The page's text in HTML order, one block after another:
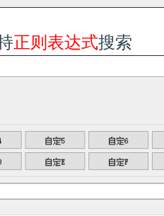
正则表达式搜索